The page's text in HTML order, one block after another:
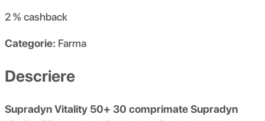
2 %cashback
Categorie: Farma
Descriere
Supradyn Vitality 50+ 30 comprimateSupradyn